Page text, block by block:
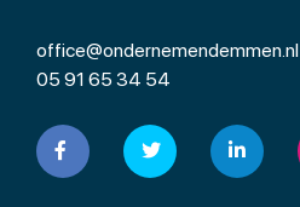
office@ondernemendemmen.nl
05 91 65 34 54